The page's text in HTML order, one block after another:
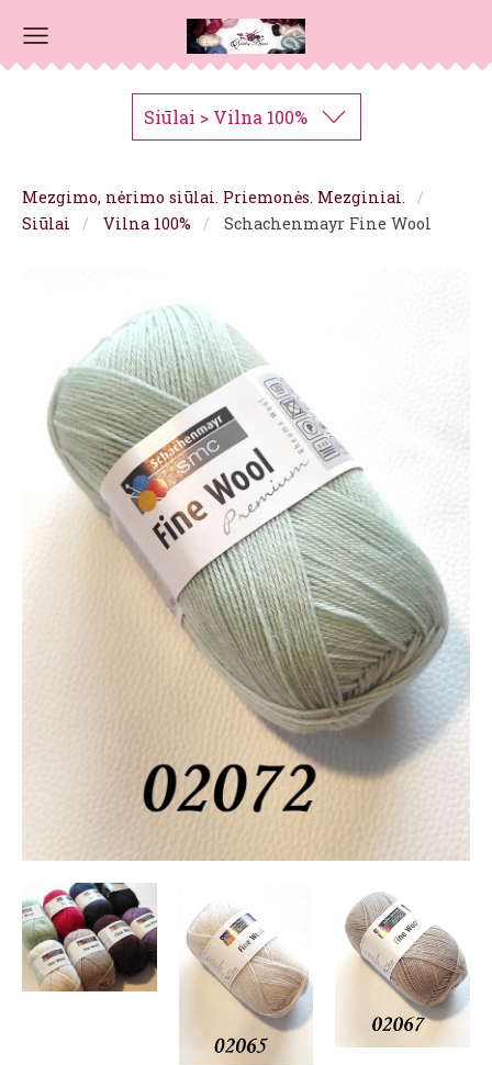
Siūlai > Vilna 100%
Mezgimo, nėrimo siūlai. Priemonės. Mezginiai.
Siūlai
Vilna 100% Schachenmayr Fine Wool